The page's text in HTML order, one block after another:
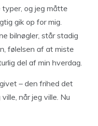
typer, og jeg måtte
gik op for mig.
bilnøgler, står stadig
følelsen af at miste
del af min hverdag.
– den frihed det
når jeg ville. Nu